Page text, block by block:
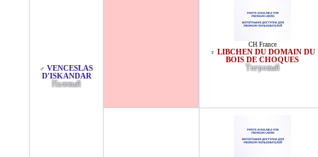
♂ VENCESLAS
D'ISKANDAR
Палевый
CH France
♀ LIBCHEN DU DOMAIN DU
BOIS DE CHOQUES
Тигровый